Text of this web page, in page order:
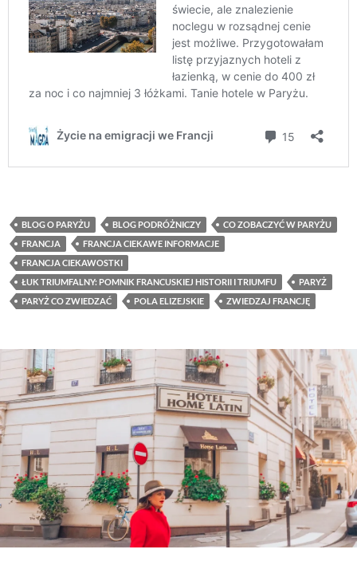
BLOG O PARYŻU BLOG PODRÓŻNICZY
CO ZOBACZYĆ W PARYŻU
FRANCJA
FRANCJA CIEKAWE INFORMACJE
FRANCJA CIEKAWOSTKI
ŁUK TRIUMFALNY: POMNIK FRANCUSKIEJ HISTORII I TRIUMFU
PARYŻ
PARYŻ CO ZWIEDZAĆ
POLA ELIZEJSKIE ZWIEDZAJ FRANCJĘ